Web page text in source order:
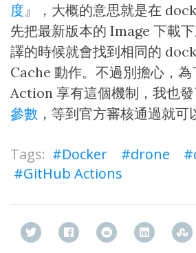
度 』，大概的意思就是在
先把最新版本的 Image 下載
譯的時候就會找到相同的
Cache 動作。不過別擔心，
Action 享有這個機制，我也發
參數 ，等到官方審核通過就可
Docker drone
GitHub Actions